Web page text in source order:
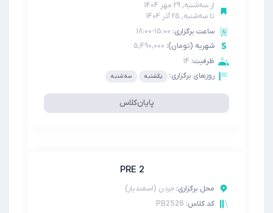
از سه‌شنبه, 29 مهر 1404
تا سه‌شنبه, 25 آذر 1404
ساعت برگزاری:
شهریه (تومان):
ظرفیت:
روزهای برگزاری:
یکشنبه سه شنبه
پایان‌کلاس
PRE 2
محل برگزاری: جردن (اسفندیار)
کد کلاس: PB2526